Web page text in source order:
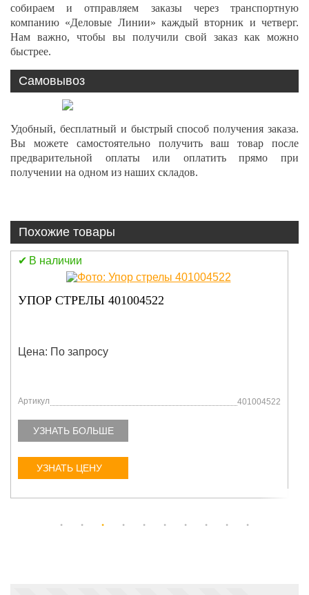
собираем и отправляем заказы через транспортную
компанию «Деловые Линии» каждый вторник и четверг.
Нам важно, чтобы вы получили свой заказ как можно
быстрее.
Самовывоз
Удобный, бесплатный и быстрый способ получения заказа.
Вы можете самостоятельно получить ваш товар после
предварительной оплаты или оплатить прямо при
получении на одном из наших складов.
Похожие товары
В наличии
860135426/860131850/13053066
Артикул 860135426
УЗНАТЬ БОЛЬШЕ
УЗНАТЬ ЦЕНУ